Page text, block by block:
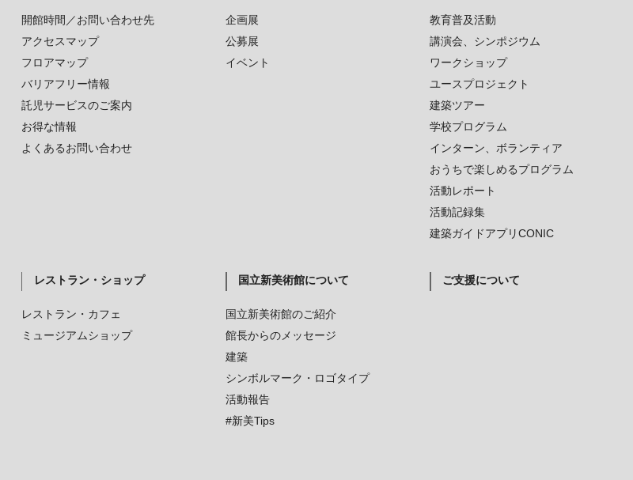
開館時間／お問い合わせ先
アクセスマップ
フロアマップ
バリアフリー情報
託児サービスのご案内
お得な情報
よくあるお問い合わせ
企画展
公募展
イベント
教育普及活動
講演会、シンポジウム
ワークショップ
ユースプロジェクト
建築ツアー
学校プログラム
インターン、ボランティア
おうちで楽しめるプログラム
活動レポート
活動記録集
建築ガイドアプリCONIC
レストラン・ショップ
レストラン・カフェ
ミュージアムショップ
国立新美術館について
国立新美術館のご紹介
館長からのメッセージ
建築
シンボルマーク・ロゴタイプ
活動報告
#新美Tips
ご支援について